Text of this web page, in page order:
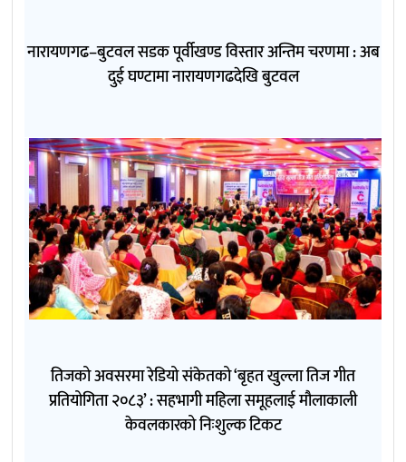
नारायणगढ–बुटवल सडक पूर्वीखण्ड विस्तार अन्तिम चरणमा : अब
दुई घण्टामा नारायणगढदेखि बुटवल
तिजको अवसरमा रेडियो संकेतको ‘बृहत खुल्ला तिज गीत
प्रतियोगिता २०८३’ : सहभागी महिला समूहलाई मौलाकाली
केवलकारको निःशुल्क टिकट